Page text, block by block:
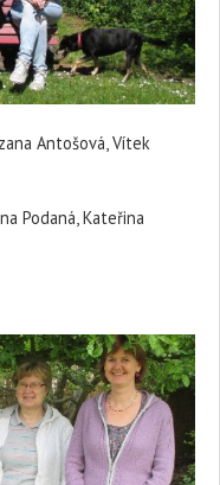
Antošová, Vítek
Podaná, Kateřina